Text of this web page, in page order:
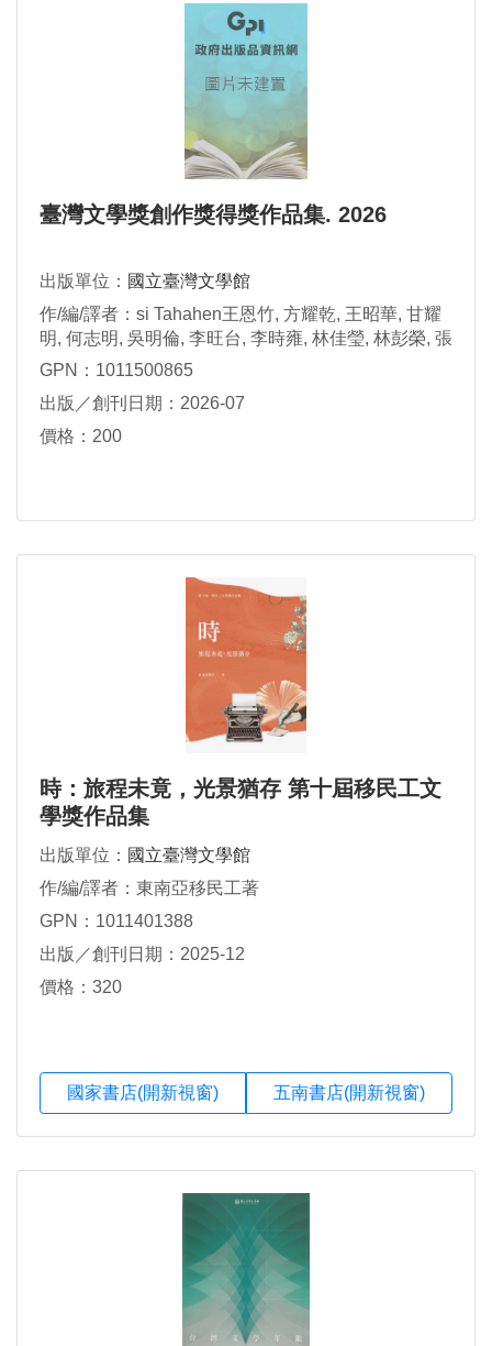
臺灣文學獎創作獎得獎作品集. 2026
出版單位： 國立臺灣文學館
作/編/譯者：si Tahahen王恩竹, 方耀乾, 王昭華, 甘耀
明, 何志明, 吳明倫, 李旺台, 李時雍, 林佳瑩, 林彭榮, 張
芳慈, 張政愉, 郭功臣, 陳宏志, 陳柏鈞, 陳豐惠, 黃鈺婷,
GPN：1011500865
出版／創刊日期：2026-07
價格：200
時：旅程未竟，光景猶存 第十屆移民工文
學獎作品集
出版單位： 國立臺灣文學館
作/編/譯者：東南亞移民工著
GPN：1011401388
出版／創刊日期：2025-12
價格：320
國家書店(開新視窗) 五南書店(開新視窗)